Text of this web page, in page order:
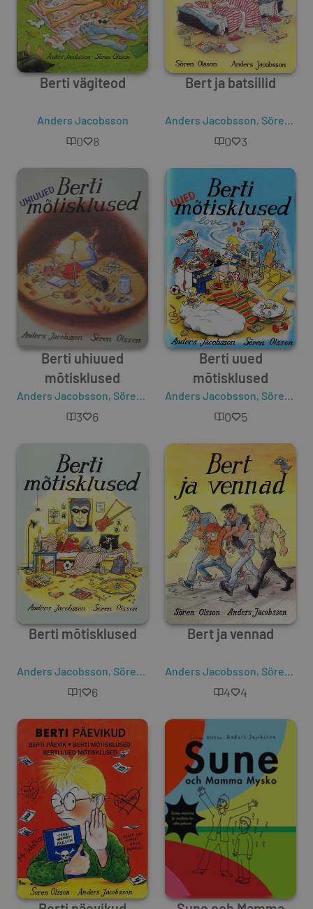
Berti vägiteod
Anders Jacobsson
0 8
Bert ja batsillid
Anders Jacobsson, Sören Olsson
0 3
Berti uhiuued
mõtisklused
Anders Jacobsson, Sören Olsson
3 6
Berti uued
mõtisklused
Anders Jacobsson, Sören Olsson
0 5
Berti mõtisklused
Anders Jacobsson, Sören Olsson
1 6
Bert ja vennad
Anders Jacobsson, Sören Olsson
4 4